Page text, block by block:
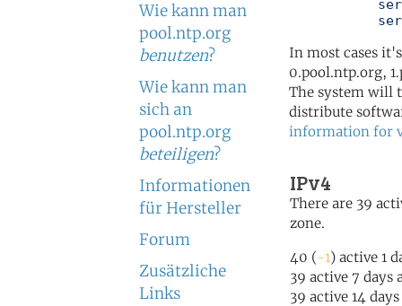
Wie kann man
pool.ntp.org
benutzen?
Wie kann man
sich an
pool.ntp.org
beteiligen?
Informationen
für Hersteller
Forum
Zusätzliche
Links
In most cases
0.pool.ntp.org,
The system will
distribute
information for
IPv4
There are 39
zone.
40 (-1) active 1
39 active 7 days
39 active 14